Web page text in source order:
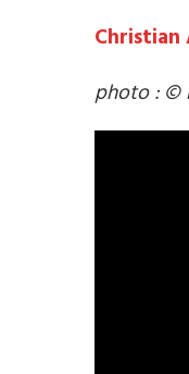
photo : ©